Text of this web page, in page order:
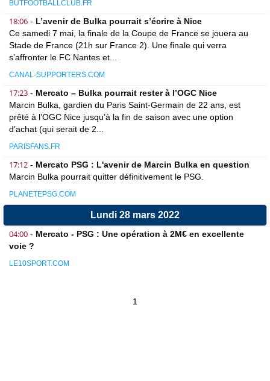
BUTFOOTBALLCLUB.FR
18:06 - L’avenir de Bulka pourrait s’écrire à Nice
Ce samedi 7 mai, la finale de la Coupe de France se jouera au
Stade de France (21h sur France 2). Une finale qui verra
s’affronter le FC Nantes et...
CANAL-SUPPORTERS.COM
17:23 - Mercato – Bulka pourrait rester à l’OGC Nice
Marcin Bulka, gardien du Paris Saint-Germain de 22 ans, est
prêté à l’OGC Nice jusqu’à la fin de saison avec une option
d’achat (qui serait de 2...
PARISFANS.FR
17:12 - Mercato PSG : L'avenir de Marcin Bulka en question
Marcin Bulka pourrait quitter définitivement le PSG.
PLANETEPSG.COM
Lundi 28 mars 2022
04:00 - Mercato - PSG : Une opération à 2M€ en excellente
voie ?
LE10SPORT.COM
1